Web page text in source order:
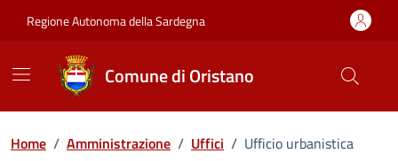
Regione Autonoma della Sardegna
Comune di Oristano
Home / Amministrazione / Uffici / Ufficio urbanistica